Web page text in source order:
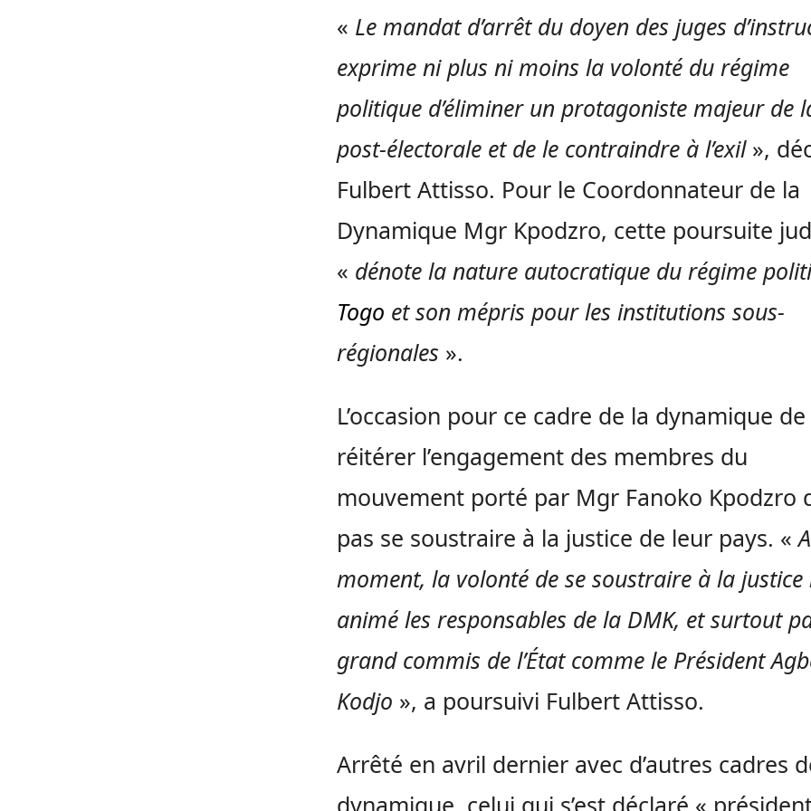
« Le mandat d’arrêt du doyen des juges
exprime ni plus ni moins la volonté du régime
politique d’éliminer un protagoniste majeur de
post-électorale et de le contraindre à l’exil»,
Fulbert Attisso. Pour le Coordonnateur de la
Dynamique Mgr Kpodzro, cette poursuite
« dénote la nature autocratique du régime
Togo et son mépris pour les institutions sous-
régionales ».
L’occasion pour ce cadre de la dynamique de
réitérer l’engagement des membres du
mouvement porté par Mgr Fanoko Kpodzro
pas se soustraire à la justice de leur pays. «
moment, la volonté de se soustraire à la justice
animé les responsables de la DMK, et surtout
grand commis de l’État comme le Président
Kodjo », a poursuivi Fulbert Attisso.
Arrêté en avril dernier avec d’autres cadres
dynamique, celui qui s’est déclaré «